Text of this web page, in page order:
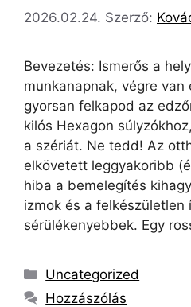
2026.02.24. Szerző:
Bevezetés: Ismerős a
munkanapnak, végre
gyorsan felkapod az
kilós Hexagon
a szériát. Ne tedd! Az
elkövetett leggyakoribb
hiba a bemelegítés
izmok és a felkészületlen
sérülékenyebbek. Egy
Uncategorized
Hozzászólás